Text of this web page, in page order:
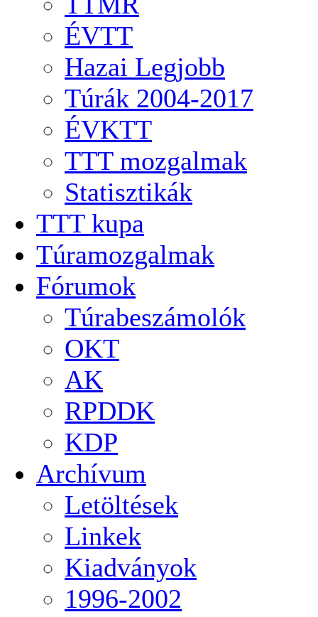
ÉVTT
Hazai Legjobb
Túrák 2004-2017
ÉVKTT
TTT mozgalmak
Statisztikák
TTT kupa
Túramozgalmak
Fórumok
Túrabeszámolók
OKT
AK
RPDDK
KDP
Archívum
Letöltések
Linkek
Kiadványok
1996-2002